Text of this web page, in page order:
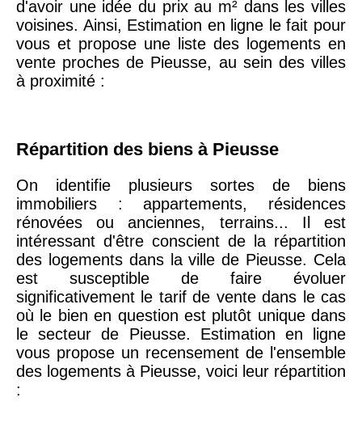
20ème
arrondissement
9 623 € 11 141 €
75019 -Paris
75013 -Paris
13ème
arrondissement
10 073 € 11 085 €
76600 - Le Havre 2 455 € 2 453 €
42000 - Saint-
Étienne
1 404 € 2 013 €
d'avoir une idée du prix au m² dans les villes
voisines. Ainsi, Estimation en ligne le fait pour
vous et propose une liste des logements en
vente proches de Pieusse, au sein des villes
à proximité :
Répartition des biens à Pieusse
On identifie plusieurs sortes de biens
immobiliers : appartements, résidences
rénovées ou anciennes, terrains... Il est
intéressant d'être conscient de la répartition
des logements dans la ville de Pieusse. Cela
est susceptible de faire évoluer
significativement le tarif de vente dans le cas
où le bien en question est plutôt unique dans
le secteur de Pieusse. Estimation en ligne
vous propose un recensement de l'ensemble
des logements à Pieusse, voici leur répartition
: